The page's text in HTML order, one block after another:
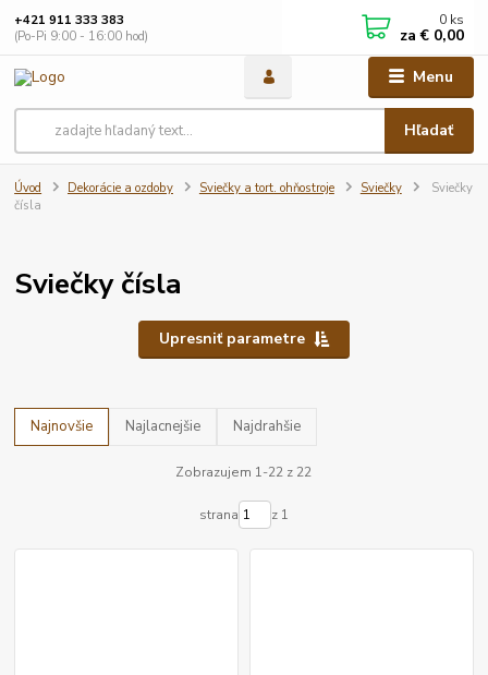
Menu
Hľadať
+421 911 333 383
(Po-Pi 9:00 - 16:00 hod)
0 ks
za € 0,00
Úvod Dekorácie a ozdoby Sviečky a tort. ohňostroje Sviečky
Sviečky
čísla
Sviečky čísla
Upresniť parametre
Najnovšie Najlacnejšie Najdrahšie
Zobrazujem 1-22 z 22
strana z 1